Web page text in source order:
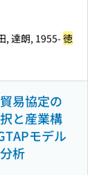
, 達朗, 1955-徳
易協定の
と産業構
モデル
析